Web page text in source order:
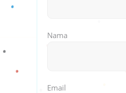
Nama
Email